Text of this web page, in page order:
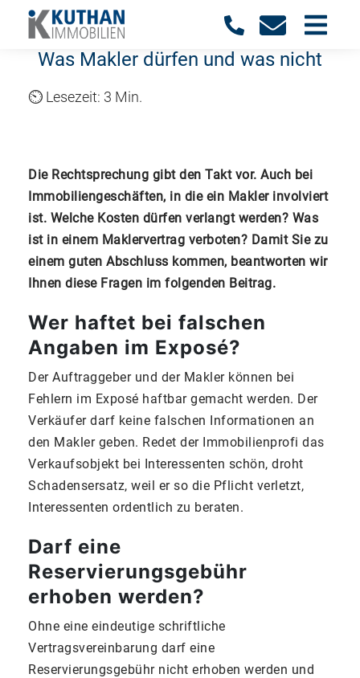
Was Makler dürfen und was nicht
3 Min.
Die Rechtsprechung gibt den Takt vor. Auch bei
Immobiliengeschäften, in die ein Makler involviert
ist. Welche Kosten dürfen verlangt werden? Was
ist in einem Maklervertrag verboten? Damit Sie zu
einem guten Abschluss kommen, beantworten wir
Ihnen diese Fragen im folgenden Beitrag.
Wer haftet bei falschen
Angaben im Exposé?
Der Auftraggeber und der Makler können bei
Fehlern im Exposé haftbar gemacht werden. Der
Verkäufer darf keine falschen Informationen an
den Makler geben. Redet der Immobilienprofi das
Verkaufsobjekt bei Interessenten schön, droht
Schadensersatz, weil er so die Pflicht verletzt,
Interessenten ordentlich zu beraten.
Darf eine
Reservierungsgebühr
erhoben werden?
Ohne eine eindeutige schriftliche
Vertragsvereinbarung darf eine
Reservierungsgebühr nicht erhoben werden und